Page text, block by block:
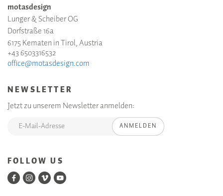
motasdesign
Lunger & Scheiber OG
Dorfstraße 16a
6175 Kematen in Tirol, Austria
+43 6503316532
office@motasdesign.com
NEWSLETTER
Jetzt zu unserem Newsletter anmelden:
ANMELDEN
FOLLOW US